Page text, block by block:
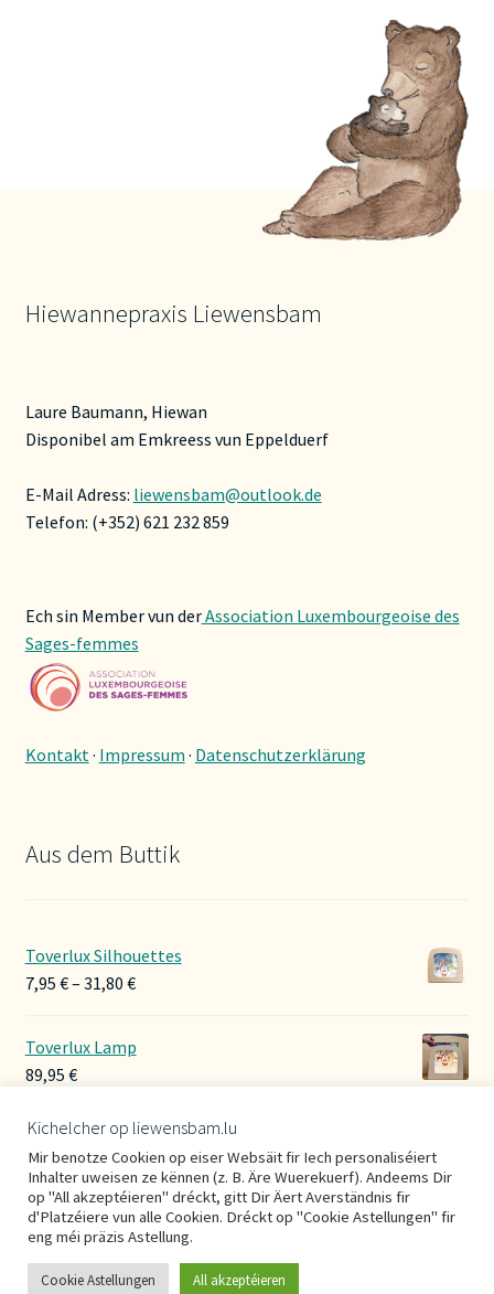
Hiewannepraxis Liewensbam
Laure Baumann, Hiewan
Disponibel am Emkreess vun Eppelduerf
E-Mail Adress: liewensbam@outlook.de
Telefon: (+352) 621 232 859
Ech sin Member vun derAssociation Luxembourgeoise des
Sages-femmes
Kontakt · Impressum · Datenschutzerklärung
Aus dem Buttik
Toverlux Silhouettes
7,95 €– 31,80 €Preisspanne:
Toverlux Lamp
89,95 €
Hoerbänner Wollwalk
29,00€
Kichelcher op liewensbam.lu
Mir benotze Cookien op eiser Websäit fir Iech personaliséiert
Inhalter uweisen ze kënnen (z. B. Äre Wuerekuerf). Andeems Dir
op "All akzeptéieren" dréckt, gitt Dir Äert Averständnis fir
d'Platzéiere vun alle Cookien. Dréckt op "Cookie Astellungen" fir
eng méi präzis Astellung.
Cookie Astellungen All akzeptéieren